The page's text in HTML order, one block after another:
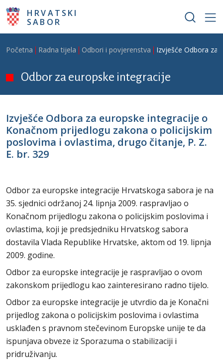
Skoči na glavni sadržaj
HRVATSKI
SABOR
Breadcrumb
Početna Radna tijela Odbori i povjerenstva Izvješće Odbora za
Odbor za europske integracije
Izvješće Odbora za europske integracije o
Konačnom prijedlogu zakona o policijskim
poslovima i ovlastima, drugo čitanje, P. Z.
E. br. 329
Odbor za europske integracije Hrvatskoga sabora je na
35. sjednici održanoj 24. lipnja 2009. raspravljao o
Konačnom prijedlogu zakona o policijskim poslovima i
ovlastima, koji je predsjedniku Hrvatskog sabora
dostavila Vlada Republike Hrvatske, aktom od 19. lipnja
2009. godine.
Odbor za europske integracije je raspravljao o ovom
zakonskom prijedlogu kao zainteresirano radno tijelo.
Odbor za europske integracije je utvrdio da je Konačni
prijedlog zakona o policijskim poslovima i ovlastima
usklađen s pravnom stečevinom Europske unije te da
ispunjava obveze iz Sporazuma o stabilizaciji i
pridruživanju.